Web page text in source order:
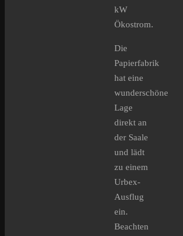
kW
Ökostrom.
Die
Papierfabrik
hat eine
wunderschöne
Lage
direkt an
der Saale
und lädt
zu einem
Urbex-
Ausflug
ein.
Beachten